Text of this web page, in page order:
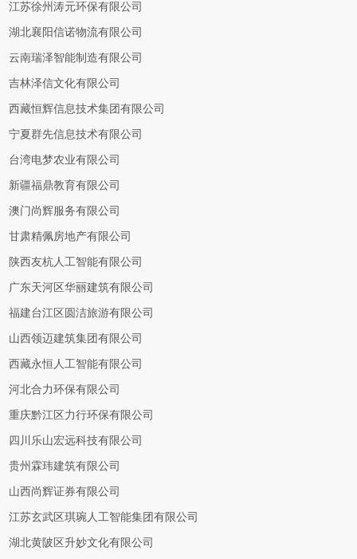
江苏徐州涛元环保有限公司
湖北襄阳信诺物流有限公司
云南瑞泽智能制造有限公司
吉林泽信文化有限公司
西藏恒辉信息技术集团有限公司
宁夏群先信息技术有限公司
台湾电梦农业有限公司
新疆福鼎教育有限公司
澳门尚辉服务有限公司
甘肃精佩房地产有限公司
陕西友杭人工智能有限公司
广东天河区华丽建筑有限公司
福建台江区圆洁旅游有限公司
山西领迈建筑集团有限公司
西藏永恒人工智能有限公司
河北合力环保有限公司
重庆黔江区力行环保有限公司
四川乐山宏远科技有限公司
贵州霖玮建筑有限公司
山西尚辉证券有限公司
江苏玄武区琪琬人工智能集团有限公司
湖北黄陂区升妙文化有限公司